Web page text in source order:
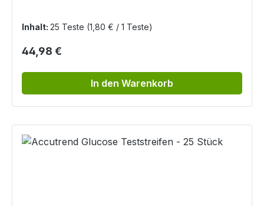
Inhalt: 25 Teste (1,80 € / 1 Teste)
Regulärer Preis:
44,98 €
In den Warenkorb